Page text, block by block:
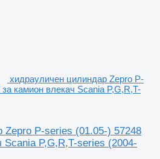
хидрауличен цилиндар Zepro P-
камион влекач Scania P,G,R,T-
P-series (01.05-) 57248
Scania P,G,R,T-series (2004-